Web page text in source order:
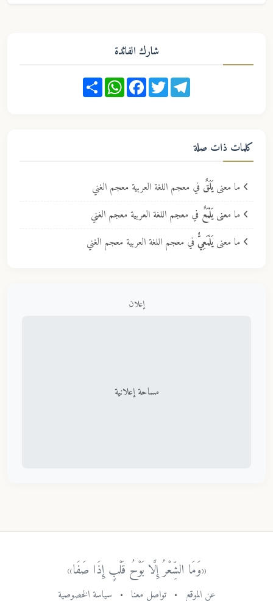
شارك الفائدة
Share
WhatsAppFacebookTwitterTelegram
كلمات ذات صلة
ما معنىيَلَقٌ في معجم اللغة العربية معجم الغني
ما معنىيَلْمَعٌ في معجم اللغة العربية معجم الغني
ما معنىيَلْمَعِيٌّفي معجم اللغة العربية معجم الغني
إعلان
مساحة إعلانية
«وَمَا الشِّعْرُ إِلَّا بَوْحُ قَلْبٍ إِذَا صَفَا»
عن الموقع • تواصل معنا • سياسة الخصوصية